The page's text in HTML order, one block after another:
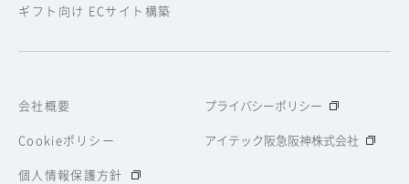
ギフト向け ECサイト構築
会社概要
Cookieポリシー
個人情報保護方針
プライバシーポリシー
アイテック阪急阪神株式会社